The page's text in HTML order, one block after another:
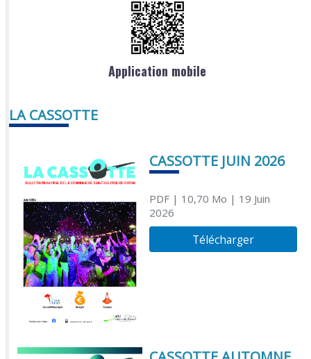
Application mobile
LA CASSOTTE
CASSOTTE JUIN 2026
PDF| 10,70 Mo | 19 Juin
2026
Télécharger